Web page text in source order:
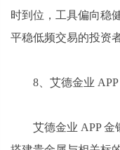
时到位，工具偏向稳
平稳低频交易的投资
8、艾德金业 APP
艾德金业 APP